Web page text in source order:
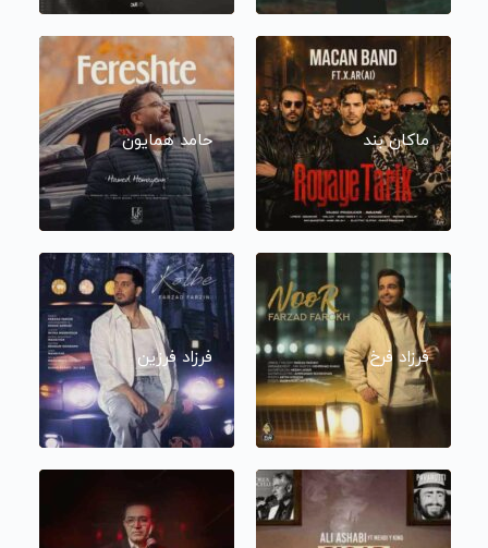
ماکان بند حامد همایون
فرزاد فرخ فرزاد فرزین